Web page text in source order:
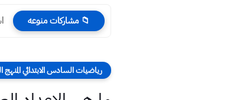
📁 مشاركات منوعه
رياضيات السادس الابتدائي المنهج الجديد